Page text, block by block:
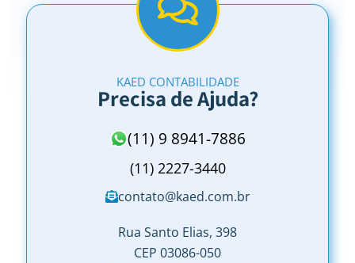
KAED CONTABILIDADE
Precisa de Ajuda?
(11) 9 8941-7886
(11) 2227-3440
contato@kaed.com.br
Rua Santo Elias, 398
CEP 03086-050